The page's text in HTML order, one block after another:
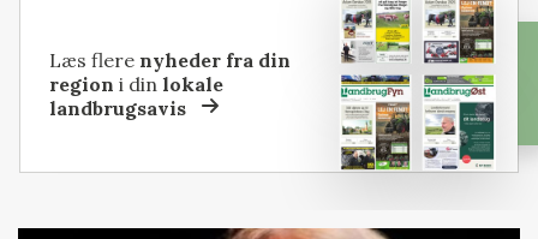
Læs flere nyheder fra din
region i dinlokale
landbrugsavis